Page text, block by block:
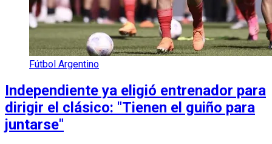
Fútbol Argentino
Independiente ya eligió entrenador para
dirigir el clásico: "Tienen el guiño para
juntarse"